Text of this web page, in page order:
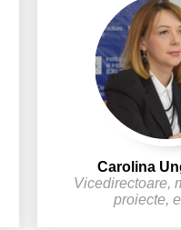
Carolina
Vicedirectoare,
proiecte,